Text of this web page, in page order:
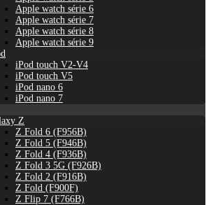
Apple watch série 6
Apple watch série 7
Apple watch série 8
Apple watch série 9
iPod touch V2-V4
iPod touch V5
iPod nano 6
iPod nano 7
Z
Z Fold 6 (F956B)
Z Fold 5 (F946B)
Z Fold 4 (F936B)
Z Fold 3 5G (F926B)
Z Fold 2 (F916B)
Z Fold (F900F)
Z Flip 7 (F766B)